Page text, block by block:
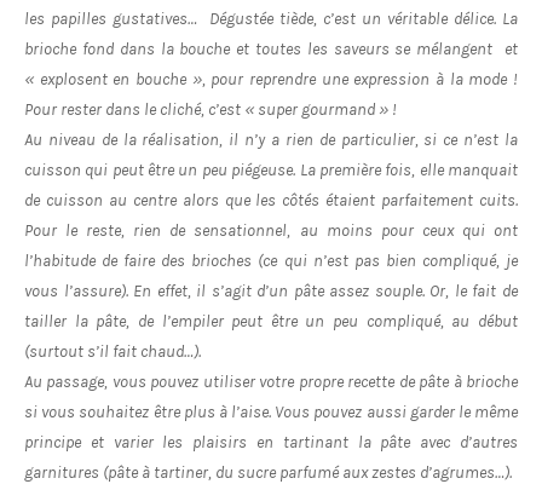
les papilles gustatives… Dégustée tiède, c’est un véritable délice. La
brioche fond dans la bouche et toutes les saveurs se mélangent et
« explosent en bouche », pour reprendre une expression à la mode !
Pour rester dans le cliché, c’est « super gourmand » !
Au niveau de la réalisation, il n’y a rien de particulier, si ce n’est la
cuisson qui peut être un peu piégeuse. La première fois, elle manquait
de cuisson au centre alors que les côtés étaient parfaitement cuits.
Pour le reste, rien de sensationnel, au moins pour ceux qui ont
l’habitude de faire des brioches (ce qui n’est pas bien compliqué, je
vous l’assure). En effet, il s’agit d’un pâte assez souple. Or, le fait de
tailler la pâte, de l’empiler peut être un peu compliqué, au début
(surtout s’il fait chaud…).
Au passage, vous pouvez utiliser votre propre recette de pâte à brioche
si vous souhaitez être plus à l’aise. Vous pouvez aussi garder le même
principe et varier les plaisirs en tartinant la pâte avec d’autres
garnitures (pâte à tartiner, du sucre parfumé aux zestes d’agrumes…).